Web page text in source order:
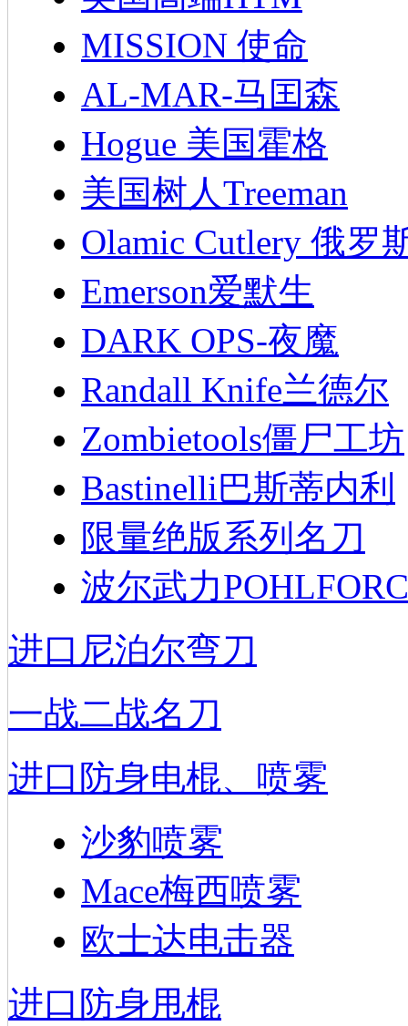
MISSION 使命
AL-MAR-马囯森
Hogue 美国霍格
美国树人Treeman
Olamic Cutlery 俄罗
Emerson爱默生
DARK OPS-夜魔
Randall Knife兰德尔
Zombietools僵尸工坊
Bastinelli巴斯蒂内利
限量绝版系列名刀
波尔武力
进口尼泊尔弯刀
一战二战名刀
进口防身电棍、喷雾
沙豹喷雾
Mace梅西喷雾
欧士达电击器
进口防身甩棍